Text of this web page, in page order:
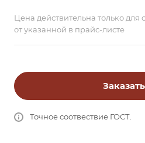
Цена действительна только для
от указанной в прайс-листе
Заказать
Точное соотвествие ГОСТ.